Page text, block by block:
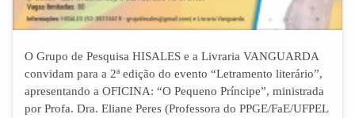
O Grupo de Pesquisa HISALES e a Livraria VANGUARDA
convidam para a 2ª edição do evento “Letramento literário”,
apresentando a OFICINA: “O Pequeno Príncipe”, ministrada
por Profa. Dra. Eliane Peres (Professora do PPGE/FaE/UFPEL